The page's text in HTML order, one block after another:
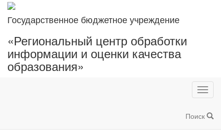
Государственное бюджетное учреждение
«Региональный центр обработки
информации и оценки качества
образования»
Поиск